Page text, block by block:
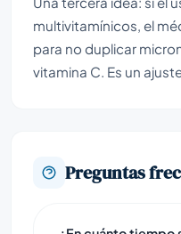
multivitamínicos, el
para no duplicar
vitamina C. Es un
Preguntas